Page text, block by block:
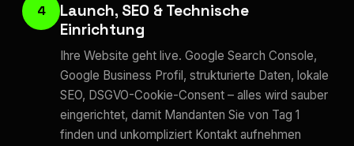
4
Launch, SEO & Technische
Einrichtung
Ihre Website geht live. Google Search Console,
Google Business Profil, strukturierte Daten, lokale
SEO, DSGVO-Cookie-Consent – alles wird sauber
eingerichtet, damit Mandanten Sie von Tag 1
finden und unkompliziert Kontakt aufnehmen